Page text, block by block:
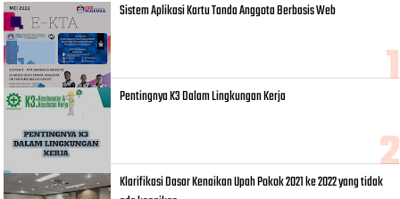
Sistem Aplikasi Kartu Tanda Anggota Berbasis Web
Pentingnya K3 Dalam Lingkungan Kerja
Klarifikasi Dasar Kenaikan Upah Pokok 2021 ke 2022 yang tidak